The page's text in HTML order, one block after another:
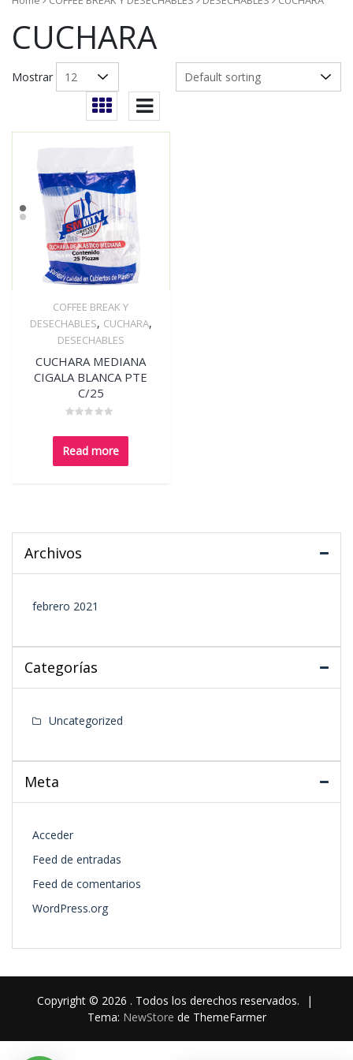
CUCHARA
Mostrar
Quick View
COFFEE BREAK Y
DESECHABLES, CUCHARA,
DESECHABLES
CUCHARA MEDIANA
CIGALA BLANCA PTE
C/25
0
out
of
Read more
Archivos
febrero 2021
Categorías
Uncategorized
Meta
Acceder
Feed de entradas
Feed de comentarios
WordPress.org
Copyright © 2026 . Todos los derechos reservados.
|
Tema: NewStore de ThemeFarmer